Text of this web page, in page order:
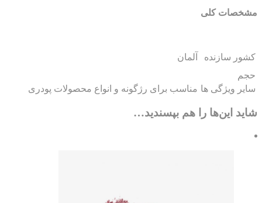
کلی
سازنده
آلمان
ویژگی ها
مناسب برای رژگونه و انواع محصولات پودری
این‌ها را هم بپسندید…